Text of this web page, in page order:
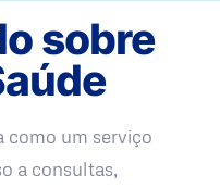
sobre
como um serviço
a consultas,